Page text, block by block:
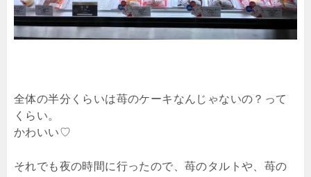
全体の半分くらいは苺のケーキなんじゃないの？って
くらい。
かわいい♡
それでも夜の時間に行ったので、苺のタルトや、苺の